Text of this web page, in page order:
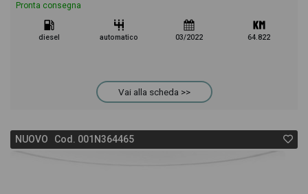
Pronta consegna
diesel automatico 03/2022 64.822
Vai alla scheda >>
NUOVO Cod. 001N364465